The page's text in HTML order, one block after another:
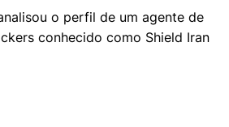
o perfil de um agente de
conhecido como Shield Iran